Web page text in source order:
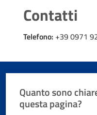
Contatti
Telefono: +39 0971
Quanto sono
questa pagina?